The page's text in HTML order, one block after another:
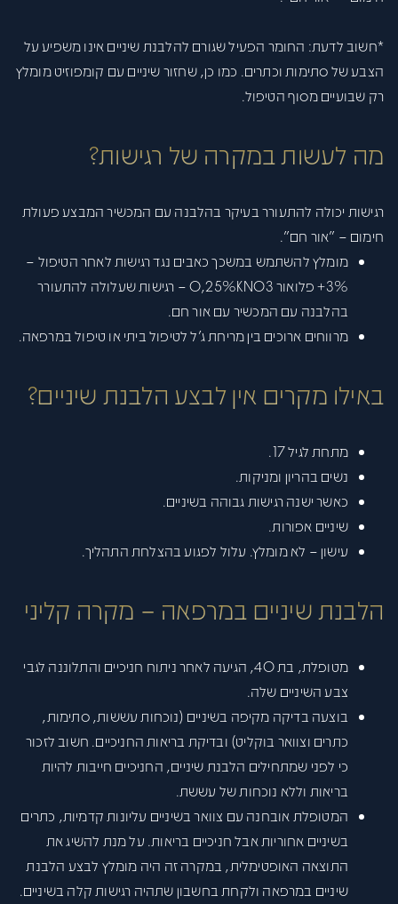
*חשוב לדעת: החומר הפעיל שגורם להלבנת שיניים אינו משפיע על
הצבע של סתימות וכתרים. כמו כן, שחזור שיניים עם קומפוזיט מומלץ
רק שבועיים מסוף הטיפול.
מה לעשות במקרה של רגישות?
רגישות יכולה להתעורר בעיקר בהלבנה עם המכשיר המבצע פעולת
חימום – "אור חם".
מומלץ להשתמש במשכך כאבים נגד רגישות לאחר הטיפול –
3%+ פלואור 0,25%KNO3 – רגישות שעלולה להתעורר
בהלבנה עם המכשיר עם אור חם.
מרווחים ארוכים בין מריחת ג'ל לטיפול ביתי או טיפול במרפאה.
באילו מקרים אין לבצע הלבנת שיניים?
מתחת לגיל 17.
נשים בהריון ומניקות.
כאשר ישנה רגישות גבוהה בשיניים.
שיניים אפורות.
עישון – לא מומלץ. עלול לפגוע בהצלחת התהליך.
הלבנת שיניים במרפאה – מקרה קליני
מטופלת, בת 40, הגיעה לאחר ניתוח חניכיים והתלוננה לגבי
צבע השיניים שלה.
בוצעה בדיקה מקיפה בשיניים (נוכחות עששות, סתימות,
כתרים וצוואר בוקליט) ובדיקת בריאות החניכיים. חשוב לזכור
כי לפני שמתחילים הלבנת שיניים, החניכיים חייבות להיות
בריאות וללא נוכחות של עששת.
המטופלת אובחנה עם צוואר בשיניים עליונות קדמיות, כתרים
בשיניים אחוריות אבל חניכיים בריאות. על מנת להשיג את
התוצאה האופטימלית, במקרה זה היה מומלץ לבצע הלבנת
שיניים במרפאה ולקחת בחשבון שתהיה רגישות קלה בשיניים.